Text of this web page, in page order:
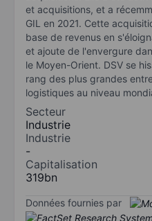
et acquisitions, et a
GIL en 2021. Cette
base de revenus en
et ajoute de l'envergure
le Moyen-Orient. DSV se
rang des plus grandes
logistiques au niveau
Secteur
Industrie
Industrie
-
Capitalisation
319bn
Données fournies par